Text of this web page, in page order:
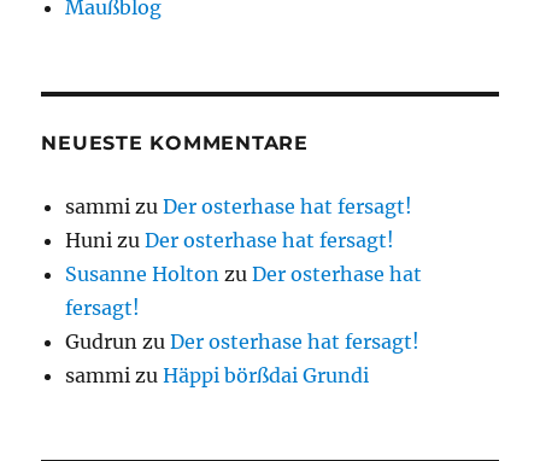
Maußblog
NEUESTE KOMMENTARE
sammi zuDer osterhase hat fersagt!
Huni zuDer osterhase hat fersagt!
Susanne Holton zuDer osterhase hat
fersagt!
Gudrun zuDer osterhase hat fersagt!
sammi zuHäppi börßdai Grundi